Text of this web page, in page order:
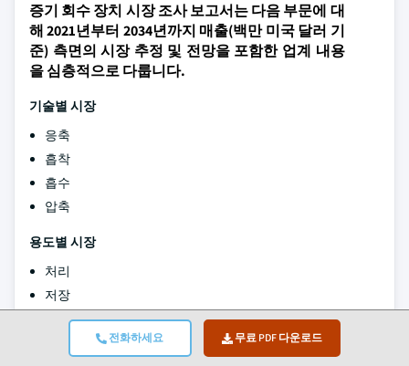
전화하세요 무료 PDF 다운로드
증기 회수 장치 시장 조사 보고서는 다음 부문에 대
해 2021년부터 2034년까지 매출(백만 미국 달러 기
준) 측면의 시장 추정 및 전망을 포함한 업계 내용
을 심층적으로 다룹니다.
기술별 시장
응축
흡착
흡수
압축
용도별 시장
처리
저장
운송
최종 용도별 시장